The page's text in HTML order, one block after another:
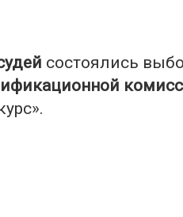
состоялись